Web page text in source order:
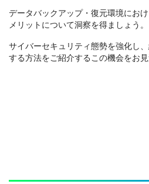
データバックアップ・復元環境にお
メリットについて洞察を得ましょう。
サイバーセキュリティ態勢を強化し
する方法をご紹介するこの機会をお見